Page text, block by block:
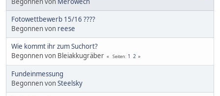
Fotowettbewerb 15/16 ????
Begonnen von reese
Wie kommt ihr zum Suchort?
Begonnen von Bleiakkugräber
Seiten 1 2
Fundeinmessung
Begonnen vonSteelsky